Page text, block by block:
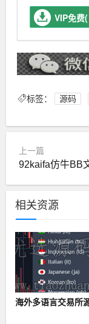
VIP免费
标签： 源码
上一篇
相关资源
海外多语言交易所